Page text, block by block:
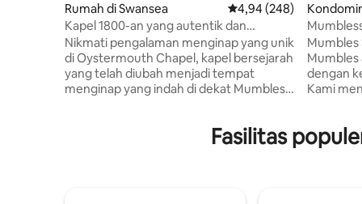
Rumah di Swansea Nilai rata-rata 4,94 dari
4,94 (248)
Kapel 1800-an yang autentik dan
menawan, Mumbles
Nikmati pengalaman menginap yang unik
di Oystermouth Chapel, kapel bersejarah
yang telah diubah menjadi tempat
menginap yang indah di dekat Mumbles
hingga 6 tamu, properti ini memiliki
ruang tamu terbuka yang cerah dengan
es
Mumbles
Mumbles & gerbang menuju Gower, area
dengan
Kami
10 menit
Fasilitas